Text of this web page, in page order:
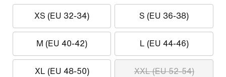
XS (EU 32-34) S (EU 36-38)
M (EU 40-42) L (EU 44-46)
XL (EU 48-50) XXL (EU 52-54)